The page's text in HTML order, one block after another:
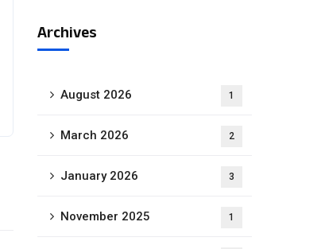
Archives
August 2026 1
March 2026 2
January 2026 3
November 2025 1